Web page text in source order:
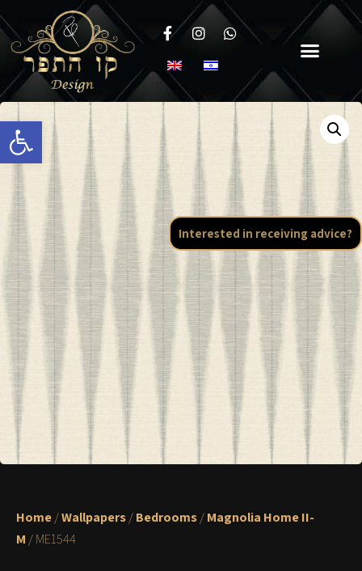
Open toolbar
Home/Wallpapers/Bedrooms/Magnolia Home II-
M / ME1544
Interested in receiving advice?